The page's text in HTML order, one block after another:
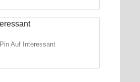
Pin Auf Interessant